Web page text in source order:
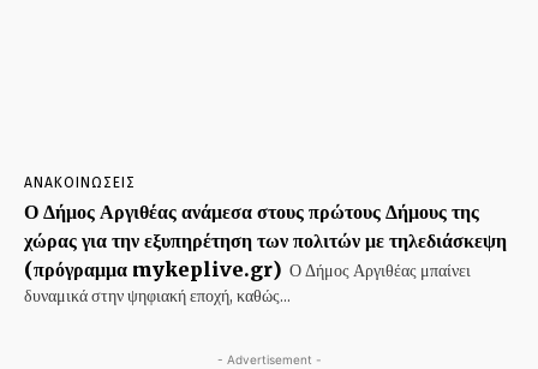
ΑΝΑΚΟΙΝΩΣΕΙΣ
Ο Δήμος Αργιθέας ανάμεσα στους πρώτους Δήμους της
χώρας για την εξυπηρέτηση των πολιτών με τηλεδιάσκεψη
(πρόγραμμα mykeplive.gr) Ο Δήμος Αργιθέας μπαίνει
δυναμικά στην ψηφιακή εποχή, καθώς...
- Advertisement -